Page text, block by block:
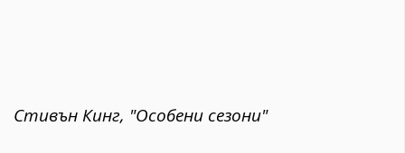
Стивън Кинг, "Особени сезони"